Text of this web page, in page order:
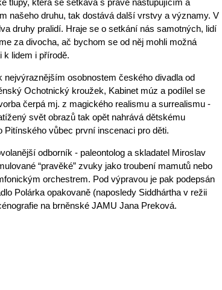
tlupy, která se setkává s právě nastupujícím a
našeho druhu, tak dostává další vrstvy a významy. V
druhy pralidí. Hraje se o setkání nás samotných, lidí
za divocha, ač bychom se od něj mohli možná
k lidem i přírodě.
osobnostem českého divadla od
Ochotnický kroužek, Kabinet múz a podílel se
čerpá mj. z magického realismu a surrealismu -
svět obrazů tak opět nahrává dětskému
vůbec první inscenaci pro děti.
odborník - paleontolog a skladatel Miroslav
“pravěké” zvuky jako troubení mamutů nebo
orchestrem. Pod výpravou je pak podepsán
Polárka opakovaně (naposledy Siddhártha v režii
na brněnské JAMU Jana Preková.